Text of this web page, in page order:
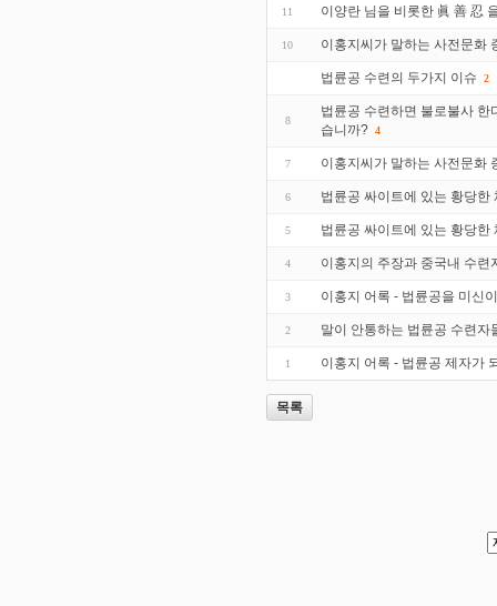
11 이양란 님을 비롯한 眞 善 忍
10 이홍지씨가 말하는 사전문화
법륜공 수련의 두가지 이슈 2
8
법륜공 수련하면 불로불사
습니까? 4
7 이홍지씨가 말하는 사전문화
6 법륜공 싸이트에 있는 황당한
5 법륜공 싸이트에 있는 황당한
4 이홍지의 주장과 중국내 수
3 이홍지 어록 - 법륜공을 미신
2 말이 안통하는 법륜공 수련자
1 이홍지 어록 - 법륜공 제자가
목록